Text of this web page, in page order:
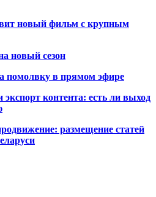
новый фильм с крупным
новый сезон
помолвку в прямом эфире
экспорт контента: есть ли выход
размещение статей